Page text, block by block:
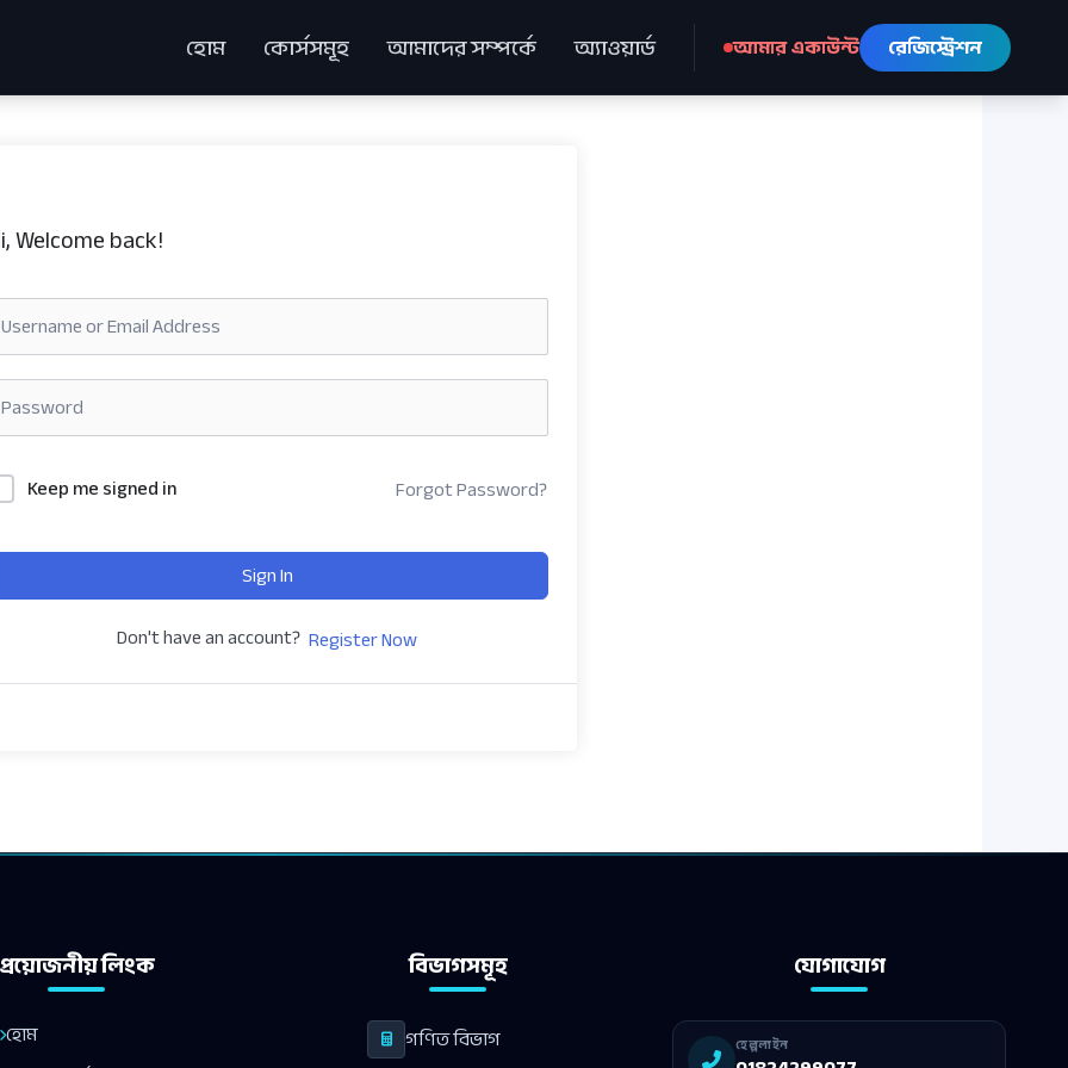
হোম কোর্সসমূহ আমাদের সম্পর্কে অ্যাওয়ার্ড আমার একাউন্ট রেজিস্ট্রেশন
Welcome back!
Keep me signed in Forgot Password?
Sign In
Don't have an account? Register Now
প্রয়োজনীয় লিংক
হোম
বিভাগসমূহ
গণিত বিভাগ
যোগাযোগ
হেল্পলাইন